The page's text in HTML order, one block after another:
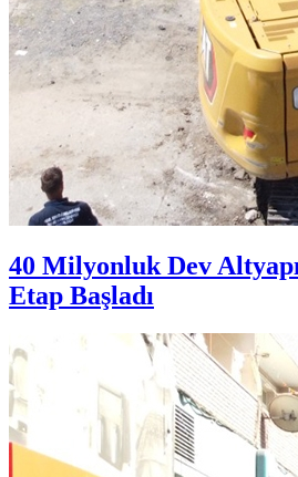
40 Milyonluk Dev Altyapı
Etap Başladı